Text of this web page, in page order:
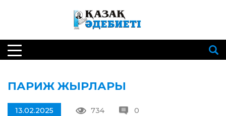
ПАРИЖ ЖЫРЛАРЫ
13.02.2025 734 0